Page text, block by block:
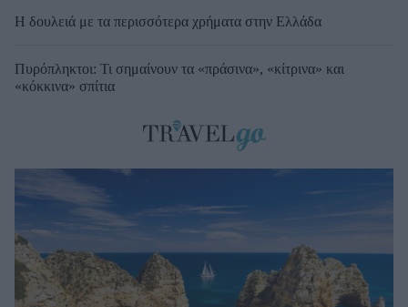
Η δουλειά με τα περισσότερα χρήματα στην Ελλάδα
Πυρόπληκτοι: Τι σημαίνουν τα «πράσινα», «κίτρινα» και
«κόκκινα» σπίτια